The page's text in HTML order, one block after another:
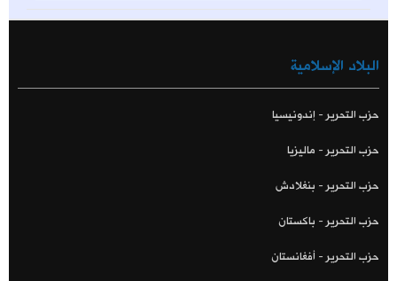
البلاد الإسلامية
حزب التحرير - إندونيسيا
حزب التحرير - ماليزيا
حزب التحرير - بنغلادش
حزب التحرير - باكستان
حزب التحرير - أفغانستان